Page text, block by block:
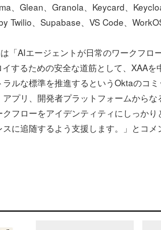
、Glean、Granola、Keycard、
Twilio、Supabase、VS Code、
AIエージェントが日常のワークフロ
するための安全な道筋として、XAAを
ルな標準を推進するというOktaのコ
プリ、開発者プラットフォームからな
フローをアイデンティティにしっかり
に追随するよう支援します。」とコメ